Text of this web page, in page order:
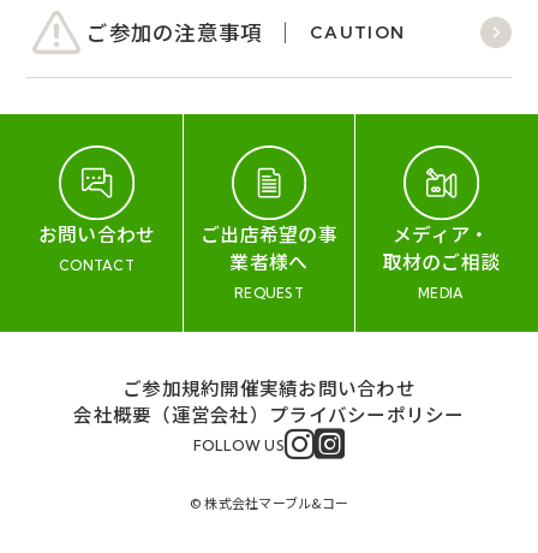
ご参加の注意事項 CAUTION
お問い合わせ
CONTACT
ご出店希望の事
業者様へ
REQUEST
メディア・
取材のご相談
MEDIA
ご参加規約開催実績お問い合わせ
会社概要（運営会社） プライバシーポリシー
FOLLOW US
© 株式会社マーブル&コー